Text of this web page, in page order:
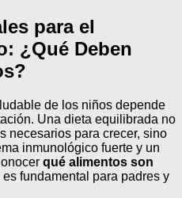
para el
¿Qué Deben
de los niños depende
Una dieta equilibrada no
necesarios para crecer, sino
inmunológico fuerte y un
qué alimentos son
fundamental para padres y